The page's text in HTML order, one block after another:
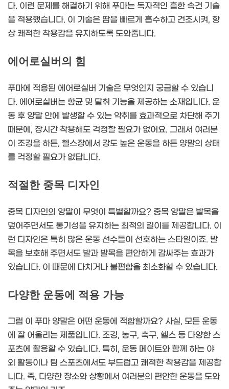
다. 이런 문제를 해결하기 위해 푸마는 독자적인 흡한 속건 기술
을 적용했습니다. 이 기술은 땀을 빠르게 흡수하고 건조시켜, 항
상 쾌적한 착용감을 유지하도록 도와줍니다.
에어로실버의 힘
푸마에 적용된 에어로실버 기술은 무엇인지 궁금할 수 있습니
다. 에어로실버는 항균 및 탈취 기능을 제공하는 소재입니다. 운
동 후 양말 안에 발생할 수 있는 악취를 효과적으로 차단해 주기
때문에, 장시간 착용해도 걱정할 필요가 없어요. 그래서 여러분
이 조깅을 하든, 헬스장에서 강도 높은 운동을 하든 양말의 상태
를 걱정할 필요가 없답니다.
적절한 중목 디자인
중목 디자인의 양말이 무엇이 특별할까요? 중목 양말은 발목을
덮어주면서도 통기성을 유지하는 최적의 길이를 제공합니다. 이
런 디자인은 특히 많은 운동 선수들이 선호하는 스타일이죠. 발
목을 보호해 주면서도 발과 발목을 편안하게 감싸주는 효과가
있습니다. 이 때문에 다치거나 불편함을 최소화할 수 있습니다.
다양한 운동에 적용 가능
그럼 이 푸마 양말은 어떤 운동에 적합할까요? 사실, 모든 운동
에 잘 어울리는 제품입니다. 조깅, 농구, 축구, 헬스 등 다양한 스
포츠에 활용할 수 있습니다. 특히, 운동 메이트와 함께 하는 야
외 활동이나 팀 스포츠에서도 부드럽고 쾌적한 착용감을 제공합
니다. 즉, 다양한 장소와 상황에서 여러분의 편안한 운동을 도와